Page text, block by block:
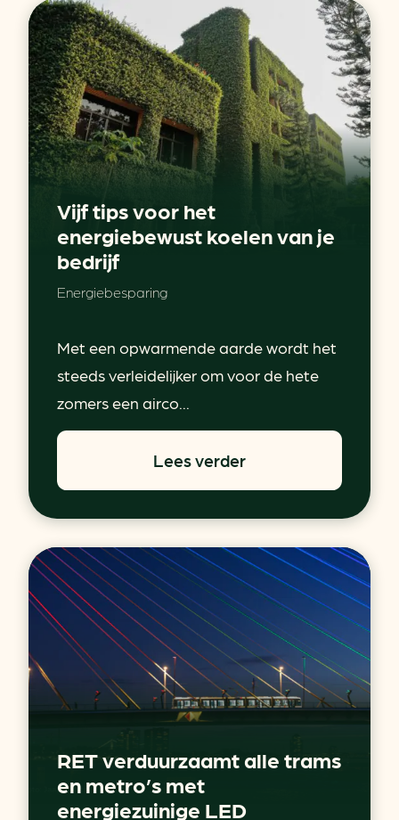
Vijf tips voor het
energiebewust koelen van je
bedrijf
Energiebesparing
Met een opwarmende aarde wordt het
steeds verleidelijker om voor de hete
zomers een airco...
Lees verder
RET verduurzaamt alle trams
en metro’s met
energiezuinige LED